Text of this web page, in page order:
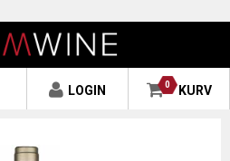
0 KURV
LOGIN